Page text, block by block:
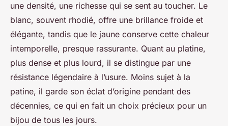
une densité, une richesse qui se sent au toucher. Le
blanc, souvent rhodié, offre une brillance froide et
élégante, tandis que le jaune conserve cette chaleur
intemporelle, presque rassurante. Quant au platine,
plus dense et plus lourd, il se distingue par une
résistance légendaire à l’usure. Moins sujet à la
patine, il garde son éclat d’origine pendant des
décennies, ce qui en fait un choix précieux pour un
bijou de tous les jours.